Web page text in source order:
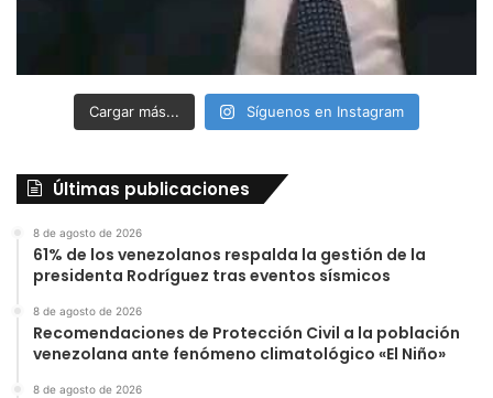
Cargar más... Síguenos en Instagram
Últimas publicaciones
8 de agosto de 2026
61% de los venezolanos respalda la gestión de la
presidenta Rodríguez tras eventos sísmicos
8 de agosto de 2026
Recomendaciones de Protección Civil a la población
venezolana ante fenómeno climatológico «El Niño»
8 de agosto de 2026